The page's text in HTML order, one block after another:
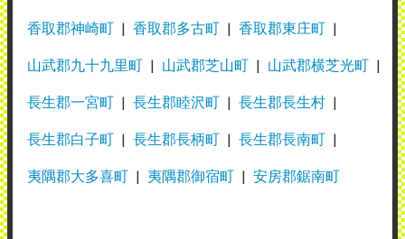
（業種：建設）
香取郡神崎町 香取郡多古町 香取郡東庄町
山武郡九十九里町 山武郡芝山町 山武郡横芝光町
長生郡一宮町 長生郡睦沢町 長生郡長生村
長生郡白子町 長生郡長柄町 長生郡長南町
夷隅郡大多喜町 夷隅郡御宿町 安房郡鋸南町